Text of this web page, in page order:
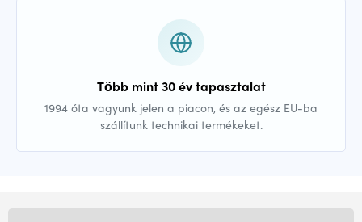
Több mint 30 év tapasztalat
1994 óta vagyunk jelen a piacon, és az egész EU-ba
szállítunk technikai termékeket.